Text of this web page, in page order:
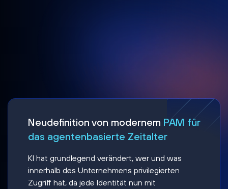
Neudefinition von modernem PAM für
das agentenbasierte Zeitalter
KI hat grundlegend verändert, wer und was
innerhalb des Unternehmens privilegierten
Zugriff hat, da jede Identität nun mit